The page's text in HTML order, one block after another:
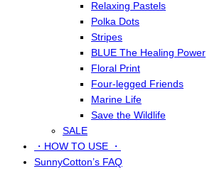
Relaxing Pastels
Polka Dots
Stripes
BLUE The Healing Power
Floral Print
Four-legged Friends
Marine Life
Save the Wildlife
SALE
・HOW TO USE ・
SunnyCotton’s FAQ